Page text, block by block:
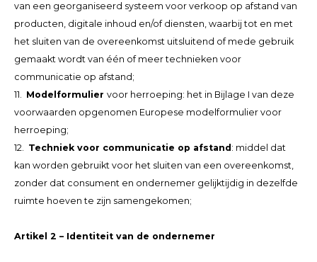
van een georganiseerd systeem voor verkoop op afstand van
producten, digitale inhoud en/of diensten, waarbij tot en met
het sluiten van de overeenkomst uitsluitend of mede gebruik
gemaakt wordt van één of meer technieken voor
communicatie op afstand;
11. Modelformulier voor herroeping: het in Bijlage I van deze
voorwaarden opgenomen Europese modelformulier voor
herroeping;
12. Techniek voor communicatie op afstand : middel dat
kan worden gebruikt voor het sluiten van een overeenkomst,
zonder dat consument en ondernemer gelijktijdig in dezelfde
ruimte hoeven te zijn samengekomen;
Artikel 2 – Identiteit van de ondernemer